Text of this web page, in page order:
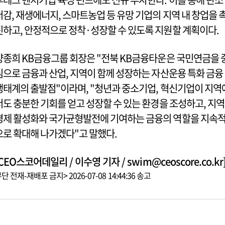
감, 재생에너지, 스마트농업 등 유망 기업의 지역 내 창업을
하고, 안정적으로 정착·성장할 수 있도록 지원할 계획이다.
종희 KB금융그룹 회장은 "전북 KB금융타운은 국민연금을
으로 금융과 산업, 지역이 함께 성장하는 자산운용 특화 금융
태계의 출발점"이라며, "청년과 중소기업, 혁신기업이 지역
도 충분한 기회를 얻고 성장할 수 있는 환경을 조성하고, 지역
제 활성화와 국가균형발전에 기여하는 금융의 역할을 지속적
로 확대해 나가겠다"고 말했다.
스코어데일리 / 이수영 기자 / swim@ceoscore.co.kr]
전재-재배포 금지> 2026-07-08 14:44:36 송고